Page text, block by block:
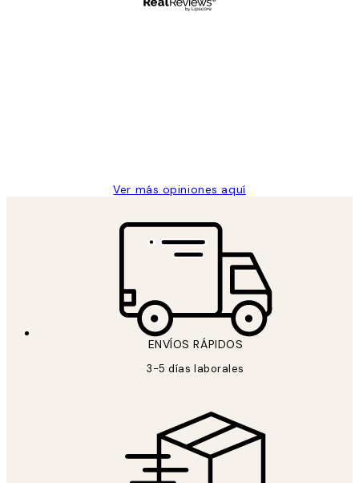
Ver más opiniones aquí
ENVÍOS RÁPIDOS
3-5 días laborales